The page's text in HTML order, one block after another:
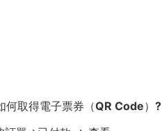
何取得電子票券（QR Code）?